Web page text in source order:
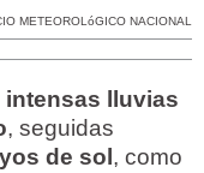
METEOROLóGICO NACIONAL
intensas lluvias
, seguidas
de sol , como